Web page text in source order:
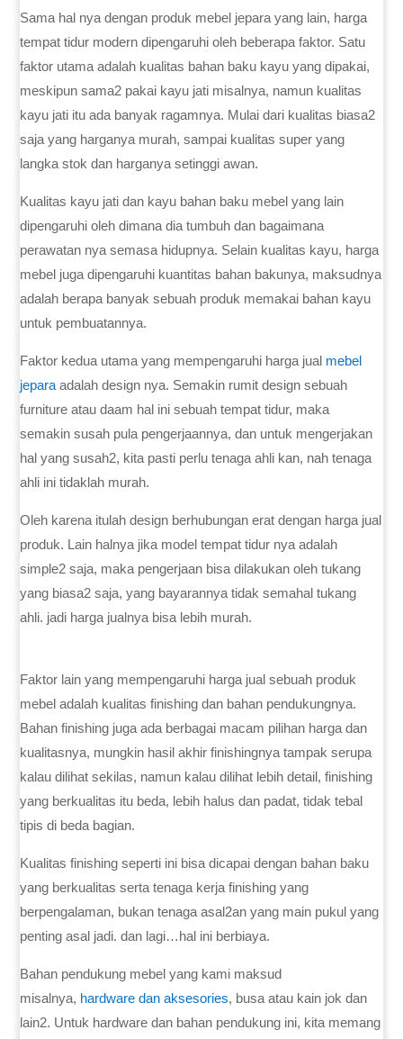
Sama hal nya dengan produk mebel jepara yang lain, harga
tempat tidur modern dipengaruhi oleh beberapa faktor. Satu
faktor utama adalah kualitas bahan baku kayu yang dipakai,
meskipun sama2 pakai kayu jati misalnya, namun kualitas
kayu jati itu ada banyak ragamnya. Mulai dari kualitas biasa2
saja yang harganya murah, sampai kualitas super yang
langka stok dan harganya setinggi awan.
Kualitas kayu jati dan kayu bahan baku mebel yang lain
dipengaruhi oleh dimana dia tumbuh dan bagaimana
perawatan nya semasa hidupnya. Selain kualitas kayu, harga
mebel juga dipengaruhi kuantitas bahan bakunya, maksudnya
adalah berapa banyak sebuah produk memakai bahan kayu
untuk pembuatannya.
Faktor kedua utama yang mempengaruhi harga jual mebel
jepara adalah design nya. Semakin rumit design sebuah
furniture atau daam hal ini sebuah tempat tidur, maka
semakin susah pula pengerjaannya, dan untuk mengerjakan
hal yang susah2, kita pasti perlu tenaga ahli kan, nah tenaga
ahli ini tidaklah murah.
Oleh karena itulah design berhubungan erat dengan harga jual
produk. Lain halnya jika model tempat tidur nya adalah
simple2 saja, maka pengerjaan bisa dilakukan oleh tukang
yang biasa2 saja, yang bayarannya tidak semahal tukang
ahli. jadi harga jualnya bisa lebih murah.
Faktor lain yang mempengaruhi harga jual sebuah produk
mebel adalah kualitas finishing dan bahan pendukungnya.
Bahan finishing juga ada berbagai macam pilihan harga dan
kualitasnya, mungkin hasil akhir finishingnya tampak serupa
kalau dilihat sekilas, namun kalau dilihat lebih detail, finishing
yang berkualitas itu beda, lebih halus dan padat, tidak tebal
tipis di beda bagian.
Kualitas finishing seperti ini bisa dicapai dengan bahan baku
yang berkualitas serta tenaga kerja finishing yang
berpengalaman, bukan tenaga asal2an yang main pukul yang
penting asal jadi. dan lagi…hal ini berbiaya.
Bahan pendukung mebel yang kami maksud
misalnya, hardware dan aksesories, busa atau kain jok dan
lain2. Untuk hardware dan bahan pendukung ini, kita memang